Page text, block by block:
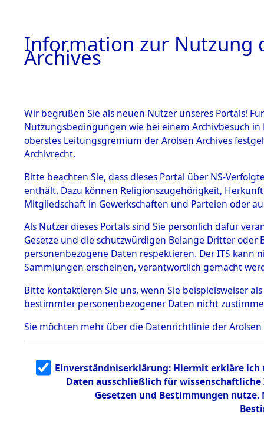
BESTÄNDE
1.
mente
5. Verschiedenes
5.3
Todesmärsche
5.3.1 Alliierte
Erhebungen
zu
Todesmärsch
en
5.3.2
g
5.3.3
Todesmärsch
Kemnath
Information zur Nutzung
Archives
Wir begrüßen Sie als neuen Nutzer unseres Portals!
Nutzungsbedingungen wie bei einem Archivbesuch
oberstes Leitungsgremium der Arolsen Archives
Archivrecht.
Bitte beachten Sie, dass dieses Portal über NS-
enthält. Dazu können Religionszugehörigkeit,
Mitgliedschaft in Gewerkschaften und Parteien oder
Als Nutzer dieses Portals sind Sie persönlich dafür
Gesetze und die schutzwürdigen Belange Dritter
personenbezogene Daten respektieren. Der ITS
Sammlungen erscheinen, verantwortlich gemacht
Bitte kontaktieren Sie uns, wenn Sie beispielsweiser
bestimmter personenbezogener Daten nicht
Sie möchten mehr über die Datenrichtlinie der Arolsen
Einverständniserklärung: Hiermit erkläre ich
Daten ausschließlich für
Gesetzen und Bestimmungen